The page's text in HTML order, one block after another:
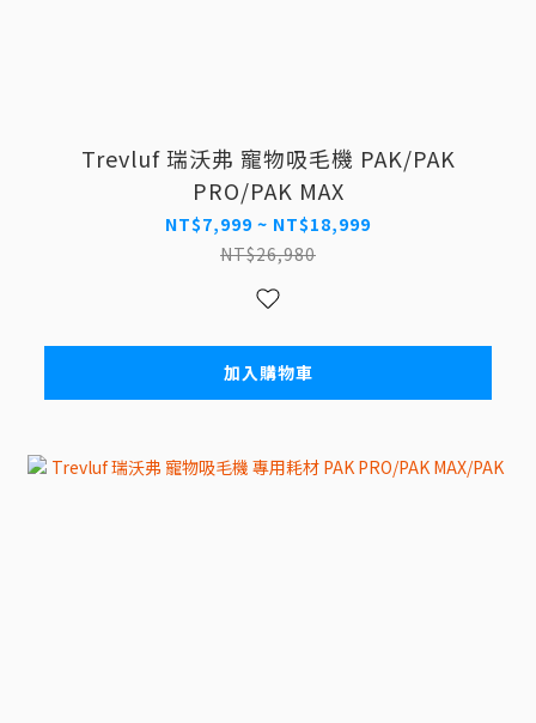
Trevluf 瑞沃弗 寵物吸毛機 PAK/PAK
PRO/PAK MAX
NT$7,999 ~ NT$18,999
NT$26,980
加入購物車